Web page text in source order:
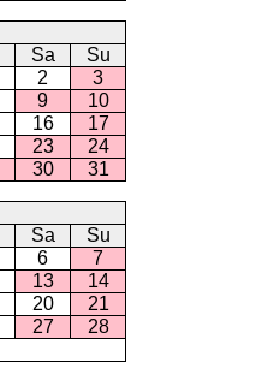
Sa
Su
2
3
9
10
16
17
23
24
30 31
Sa
Su
6
7
13
14
20
21
27
28